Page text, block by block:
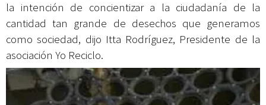
la intención de concientizar a la ciudadanía de la
cantidad tan grande de desechos que generamos
como sociedad, dijo Itta Rodríguez, Presidente de la
asociación Yo Reciclo.